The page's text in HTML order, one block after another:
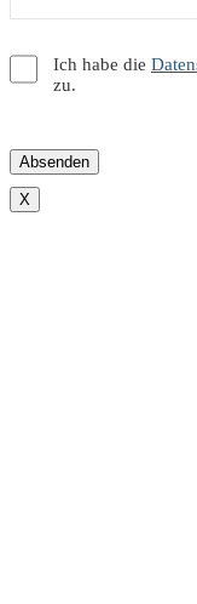
Ich habe die
zu.
X